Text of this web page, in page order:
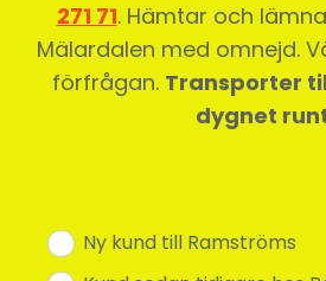
271 71. Hämtar och
Mälardalen med omnejd.
förfrågan. Transporter
dygnet
Ny kund till Ramströms